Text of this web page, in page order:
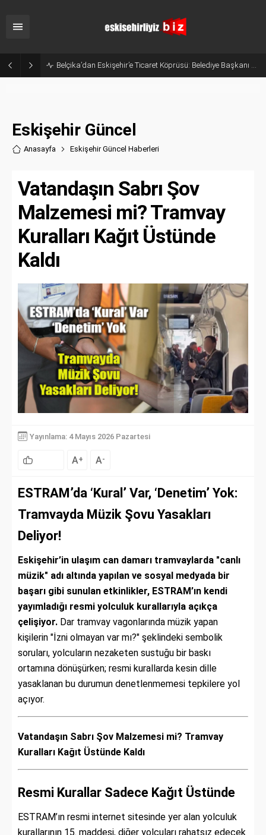
Eskişehir’in Gururu Elif Ertek Millî Takım Kampına Davet Edildi!
Eskişehir Güncel
Anasayfa Eskişehir Güncel Haberleri
Vatandaşın Sabrı Şov
Malzemesi mi? Tramvay
Kuralları Kağıt Üstünde
Kaldı
Yayınlama: 4 Mayıs 2026 Pazartesi
A+ A-
ESTRAM’da ‘Kural’ Var, ‘Denetim’ Yok:
Tramvayda Müzik Şovu Yasakları
Deliyor!
Eskişehir’in ulaşım can damarı tramvaylarda "canlı
müzik" adı altında yapılan ve sosyal medyada bir
başarı gibi sunulan etkinlikler, ESTRAM’ın kendi
yayımladığı resmi yolculuk kurallarıyla açıkça
çelişiyor. Dar tramvay vagonlarında müzik yapan
kişilerin "İzni olmayan var mı?" şeklindeki sembolik
soruları, yolcuların nezaketen sustuğu bir baskı
ortamına dönüşürken; resmi kurallarda kesin dille
yasaklanan bu durumun denetlenmemesi tepkilere yol
açıyor.
Vatandaşın Sabrı Şov Malzemesi mi? Tramvay
Kuralları Kağıt Üstünde Kaldı
Resmi Kurallar Sadece Kağıt Üstünde
ESTRAM’ın resmi internet sitesinde yer alan yolculuk
kurallarının 15. maddesi, diğer yolcuları rahatsız edecek